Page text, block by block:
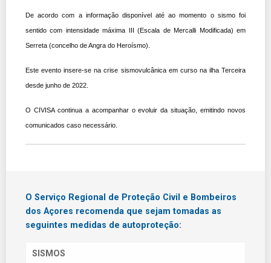
De acordo com a informação disponível até ao momento o sismo foi
sentido com intensidade máxima III(Escala de Mercalli Modificada) em
Serreta (concelho de Angra do Heroísmo).
Este evento insere-se na crise sismovulcânica em curso na ilha Terceira
desde junho de 2022.​​​​​​​
O CIVISA continua a acompanhar o evoluir da situação, emitindo novos
comunicados caso necessário.
O Serviço Regional de Proteção Civil e Bombeiros
dos Açores recomenda que sejam tomadas as
seguintes medidas de autoproteção:
SISMOS